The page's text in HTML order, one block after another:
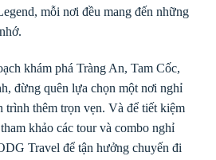
mỗi nơi đều mang đến những
khám phá Tràng An, Tam Cốc,
đừng quên lựa chọn một nơi nghỉ
trình thêm trọn vẹn. Và để tiết kiệm
khảo các tour và combo nghỉ
Travel để tận hưởng chuyến đi